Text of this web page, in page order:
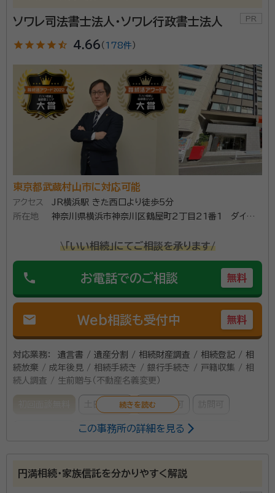
ソワレ司法書士法人・ソワレ行政書士法人
star star star star star_half 4.66 （ 178件 ）
東京都武蔵村山市に対応可能
アクセス
JR横浜駅 きた西口より徒歩5分
所在地
神奈川県横浜市神奈川区鶴屋町2丁目21番1 ダイヤビ
\「いい相続」にてご相談を承ります/
phone お電話でのご相談 無料
mail Web相談も受付中 無料
対応業務：
遺言書 / 遺産分割 / 相続財産調査 / 相続登記 / 相
続放棄 / 成年後見 / 相続手続き / 銀行手続き / 戸籍収集 / 相
続人調査 / 生前贈与（不動産名義変更）
土日相談可 電話相談可 訪問可
オンライン面談可 女性スタッフ対応可
この事務所の詳細を見る
円満相続・家族信託を分かりやすく解説